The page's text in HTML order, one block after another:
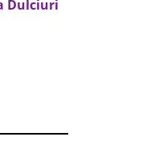
Dulciuri